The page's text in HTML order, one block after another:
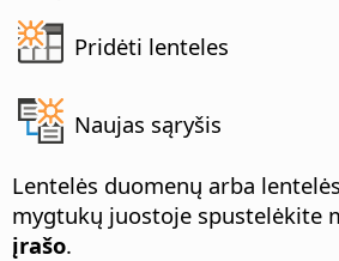
Pridėti lenteles
Naujas sąryšis
Lentelės duomenų arba
mygtukų juostoje spustelėkite
įrašo.